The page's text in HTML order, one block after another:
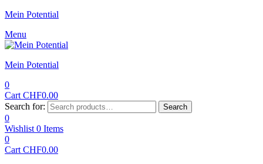
Mein Potential
Menu
Mein Potential
0
Cart CHF0.00
Search for:
Search
0
Wishlist 0 Items
0
Cart CHF0.00